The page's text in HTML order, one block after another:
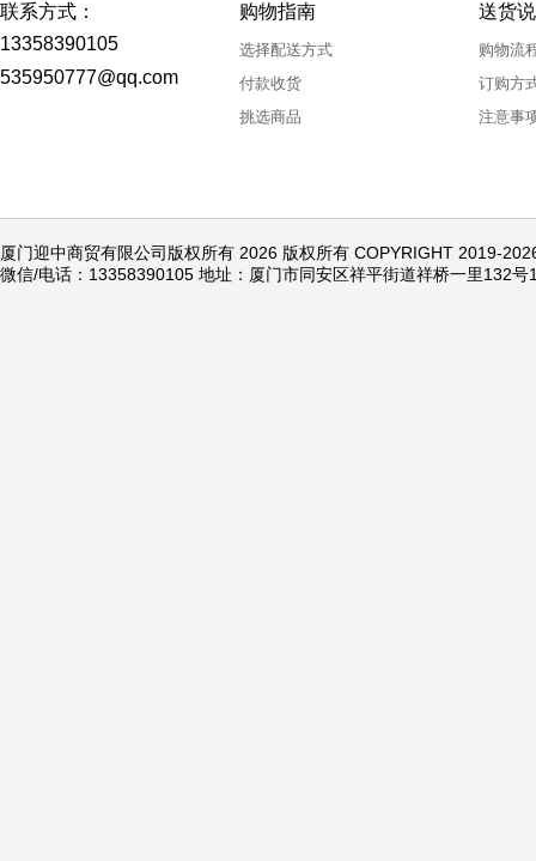
联系方式：
13358390105
535950777@qq.com
购物指南
选择配送方式
付款收货
挑选商品
送货
购物流
订购方
注意事
厦门迎中商贸有限公司版权所有 2026 版权所有 COPYRIGHT 2019-
微信/电话：13358390105 地址：厦门市同安区祥平街道祥桥一里132号